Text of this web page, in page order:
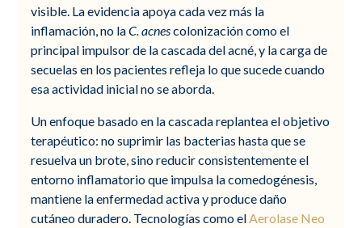
visible. La evidencia apoya cada vez más la
inflamación, no laC. acnescolonización como el
principal impulsor de la cascada del acné, y la carga de
secuelas en los pacientes refleja lo que sucede cuando
esa actividad inicial no se aborda.
Un enfoque basado en la cascada replantea el objetivo
terapéutico: no suprimir las bacterias hasta que se
resuelva un brote, sino reducir consistentemente el
entorno inflamatorio que impulsa la comedogénesis,
mantiene la enfermedad activa y produce daño
cutáneo duradero. Tecnologías como el Aerolase Neo